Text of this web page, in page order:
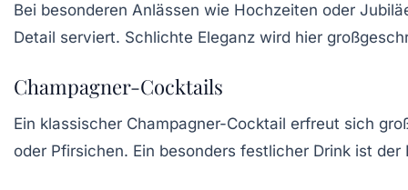
Bei besonderen Anlässen wie Hochzeiten oder
Detail serviert. Schlichte Eleganz wird hier
Champagner-Cocktails
Ein klassischer Champagner-Cocktail erfreut sich
oder Pfirsichen. Ein besonders festlicher Drink ist der